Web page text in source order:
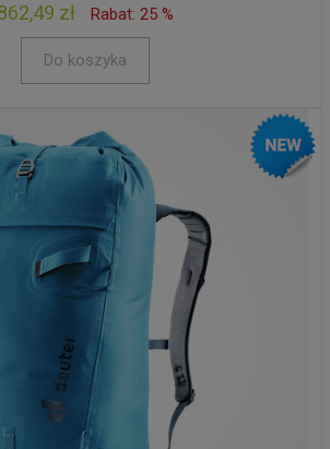
zł Rabat: 25 %
Do koszyka